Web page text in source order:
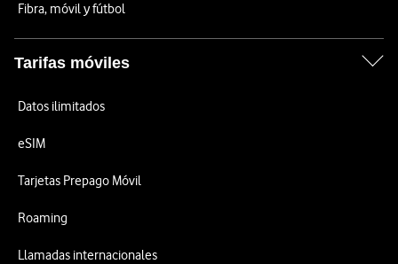
Fibra, móvil y fútbol
Tarifas móviles
Datos ilimitados
eSIM
Tarjetas Prepago Móvil
Roaming
Llamadas internacionales